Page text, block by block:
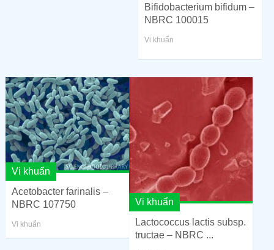
Bifidobacterium bifidum –
NBRC 100015
Vi khuẩn
Vi khuẩn
Acetobacter farinalis –
NBRC 107750
Vi khuẩn
Vi khuẩn
Lactococcus lactis subsp.
tructae – NBRC ...